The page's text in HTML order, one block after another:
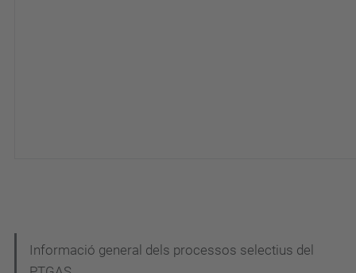
Informació general dels processos selectius del